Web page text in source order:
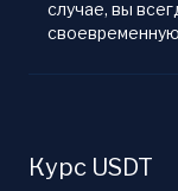
случае, вы
Курс USDT